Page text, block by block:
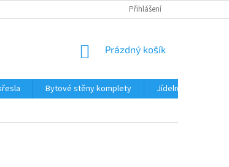
PODMÍNKY OCHRANY
Přihlášení
NÁKUPNÍ
Prázdný košík
Bytové stěny komplety Jídelní sety